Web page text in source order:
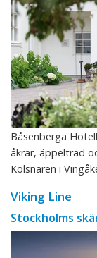
Båsenberga
åkrar, äppelträd
Kolsnaren i
Viking Line
Stockholms